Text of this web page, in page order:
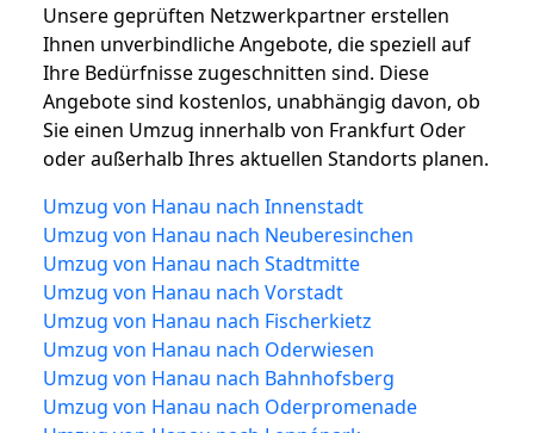
Unsere geprüften Netzwerkpartner erstellen
Ihnen unverbindliche Angebote, die speziell auf
Ihre Bedürfnisse zugeschnitten sind. Diese
Angebote sind kostenlos, unabhängig davon, ob
Sie einen Umzug innerhalb von Frankfurt Oder
oder außerhalb Ihres aktuellen Standorts planen.
Umzug von Hanau nach Innenstadt
Umzug von Hanau nach Neuberesinchen
Umzug von Hanau nach Stadtmitte
Umzug von Hanau nach Vorstadt
Umzug von Hanau nach Fischerkietz
Umzug von Hanau nach Oderwiesen
Umzug von Hanau nach Bahnhofsberg
Umzug von Hanau nach Oderpromenade